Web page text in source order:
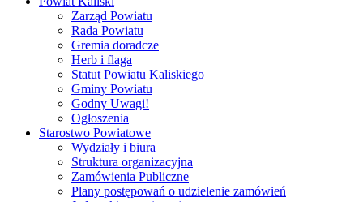
Zarząd Powiatu
Rada Powiatu
Gremia doradcze
Herb i flaga
Statut Powiatu Kaliskiego
Gminy Powiatu
Godny Uwagi!
Ogłoszenia
Starostwo Powiatowe
Wydziały i biura
Struktura organizacyjna
Zamówienia Publiczne
Plany postępowań o udzielenie zamówień